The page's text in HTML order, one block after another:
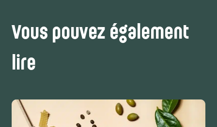
Vous pouvez également
lire